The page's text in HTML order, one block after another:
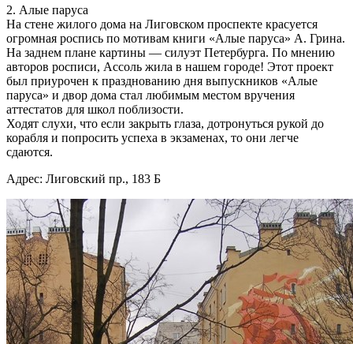
2. Алые паруса
На стене жилого дома на Лиговском проспекте красуется
огромная роспись по мотивам книги «Алые паруса» А. Грина.
На заднем плане картины — силуэт Петербурга. По мнению
авторов росписи, Ассоль жила в нашем городе! Этот проект
был приурочен к празднованию дня выпускников «Алые
паруса» и двор дома стал любимым местом вручения
аттестатов для школ поблизости.
Ходят слухи, что если закрыть глаза, дотронуться рукой до
корабля и попросить успеха в экзаменах, то они легче
сдаются.
Адрес: Лиговский пр., 183 Б